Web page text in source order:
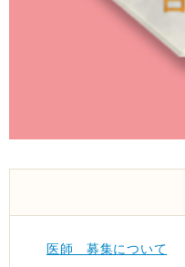
医師 募集について